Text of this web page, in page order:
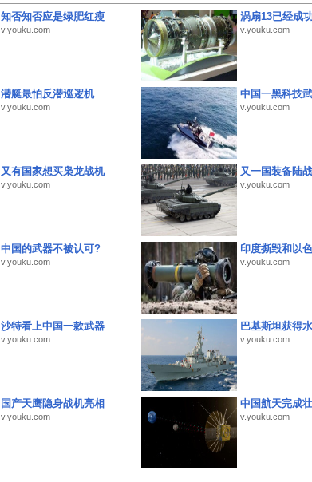
知否知否应是绿肥红瘦
v.youku.com
涡扇13已经成
v.youku.com
潜艇最怕反潜巡逻机
v.youku.com
中国一黑科技
v.youku.com
又有国家想买枭龙战机
v.youku.com
又一国装备陆
v.youku.com
中国的武器不被认可?
v.youku.com
印度撕毁和以
v.youku.com
沙特看上中国一款武器
v.youku.com
巴基斯坦获得
v.youku.com
国产天鹰隐身战机亮相
v.youku.com
中国航天完成
v.youku.com